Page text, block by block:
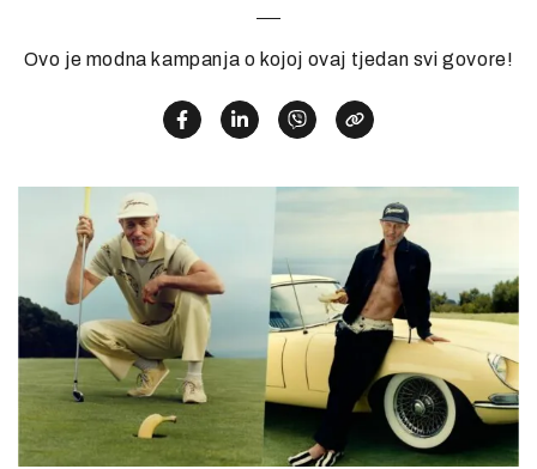
Ovo je modna kampanja o kojoj ovaj tjedan svi govore!